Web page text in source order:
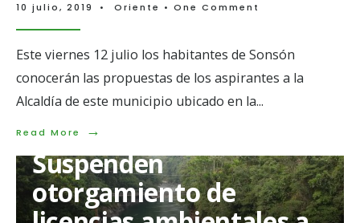
10 julio, 2019 • Oriente • One Comment
Este viernes 12 julio los habitantes de Sonsón
conocerán las propuestas de los aspirantes a la
Alcaldía de este municipio ubicado en la...
Read More →
Read
En
Sonsón
realizarán
Foro
con
Suspenden
otorgamiento de